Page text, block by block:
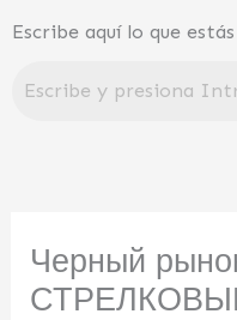
Escribe aquí lo que
Черный